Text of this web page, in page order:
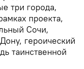
три города,
проекта,
Сочи,
героический
таинственной